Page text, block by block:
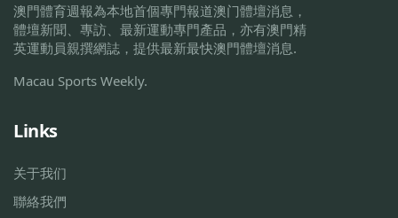
澳門體育週報為本地首個專門報道澳门體壇消息，
體壇新聞、專訪、最新運動專門產品，亦有澳門精
英運動員親撰網誌，提供最新最快澳門體壇消息.
Macau Sports Weekly.
Links
关于我们
聯絡我們